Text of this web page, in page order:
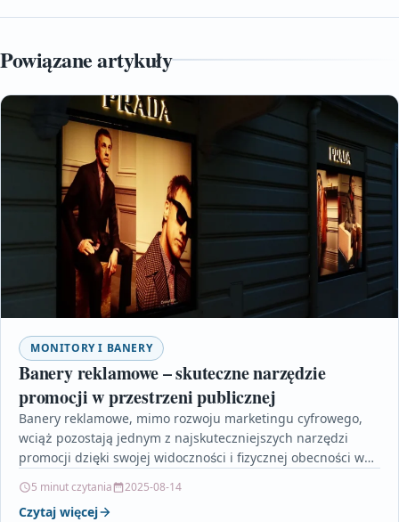
Powiązane artykuły
MONITORY I BANERY
Banery reklamowe – skuteczne narzędzie
promocji w przestrzeni publicznej
Banery reklamowe, mimo rozwoju marketingu cyfrowego,
wciąż pozostają jednym z najskuteczniejszych narzędzi
promocji dzięki swojej widoczności i fizycznej obecności w
5 minut czytania 2025-08-14
Czytaj więcej